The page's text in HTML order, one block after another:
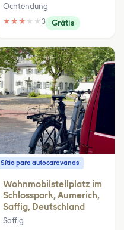
Ochtendung
★ ★ ★ ★ ★ 3 Grátis
Sítio para autocaravanas
Wohnmobilstellplatz im
Schlosspark, Aumerich,
Saffig, Deutschland
Saffig